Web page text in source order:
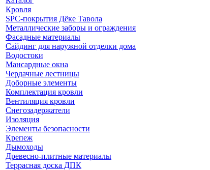
Кровля
SPC-покрытия Дёке Тавола
Металлические заборы и ограждения
Фасадные материалы
Сайдинг для наружной отделки дома
Водостоки
Мансардные окна
Чердачные лестницы
Доборные элементы
Комплектация кровли
Вентиляция кровли
Снегозадержатели
Изоляция
Элементы безопасности
Крепеж
Дымоходы
Древесно-плитные материалы
Террасная доска ДПК